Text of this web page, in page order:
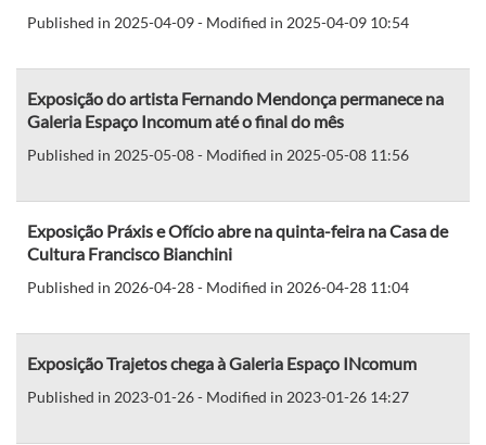
Published in 2025-04-09 - Modified in 2025-04-09 10:54
Exposição do artista Fernando Mendonça permanece na
Galeria Espaço Incomum até o final do mês
Published in 2025-05-08 - Modified in 2025-05-08 11:56
Exposição Práxis e Ofício abre na quinta-feira na Casa de
Cultura Francisco Bianchini
Published in 2026-04-28 - Modified in 2026-04-28 11:04
Exposição Trajetos chega à Galeria Espaço INcomum
Published in 2023-01-26 - Modified in 2023-01-26 14:27